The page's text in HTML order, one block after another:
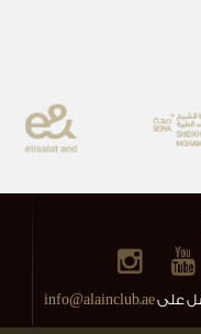
علىinfo@alainclub.ae